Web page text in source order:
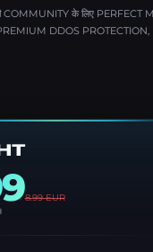
COMMUNITY के लिए PERFECT
DDOS PROTECTION,
8.99EUR